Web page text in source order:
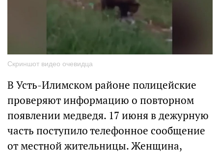
Скриншот видео очевидца
В Усть-Илимском районе полицейские
проверяют информацию о повторном
появлении медведя. 17 июня в дежурную
часть поступило телефонное сообщение
от местной жительницы. Женщина,